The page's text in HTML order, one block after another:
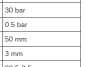
30 bar
0.5 bar
50 mm
3 mm